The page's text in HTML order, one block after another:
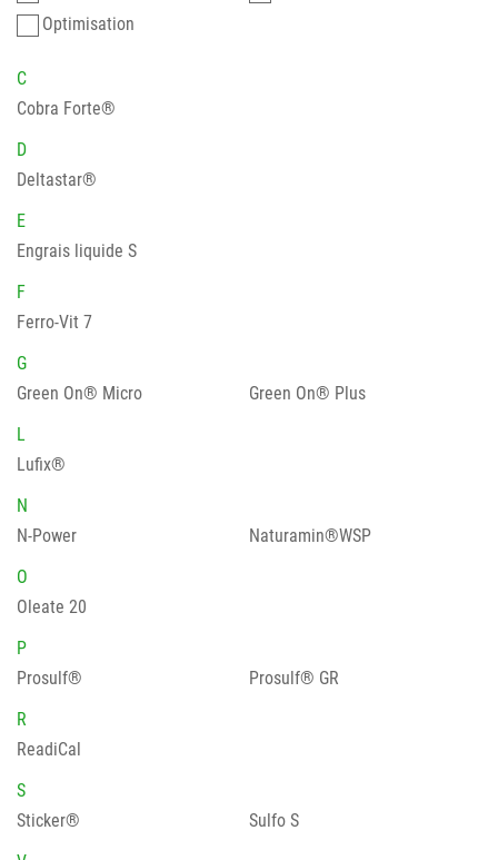
Optimisation
C
Cobra Forte®
D
Deltastar®
E
Engrais liquide S
F
Ferro-Vit 7
G
Green On® Micro
Green On® Plus
L
Lufix®
N
N-Power
Naturamin®WSP
O
Oleate 20
P
Prosulf®
Prosulf® GR
R
ReadiCal
S
Sticker®
Sulfo S